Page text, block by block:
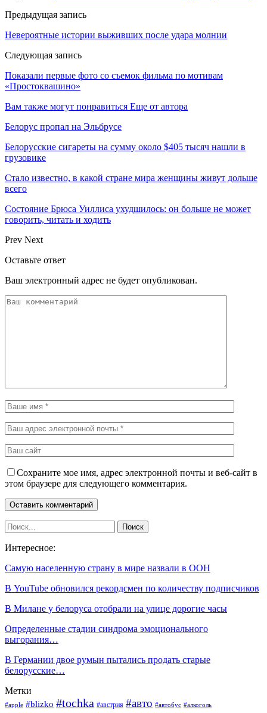
Предыдущая запись
Невероятные истории выживших после удара молнии
Следующая запись
Показали первые фото со съемок фильма по мотивам
«Простоквашино»
Вам также могут понравиться Еще от автора
Белорус пропал на Эльбрусе
Белорусские сигареты на сумму около $405 тысяч нашли в
грузовике
Стало известно, в какой стране мира женщины живут дольше
всего
Состояние Брюса Уиллиса ухудшилось: он больше не может
говорить, читать и ходить
Prev Next
Оставьте ответ
Ваш электронный адрес не будет опубликован.
Сохраните мое имя, адрес электронной почты и веб-сайт в
этом браузере для следующего комментария.
Интересное:
Самую населенную страну в мире назвали в ООН
В YouTube обновился рекордсмен по количеству подписчиков
В Милане у белоруса отобрали на улице дорогие часы
Определенные стадии синдрома эмоционального
выгорания…
В Германии двое румын пытались продать старые
белорусские…
Метки
#apple #blizko #tochka #австрия #авто #автобус #алкоголь